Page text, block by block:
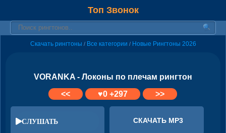
Топ Звонок
Скачать рингтоны / Все категории / Новые Рингтоны 2026
VORANKA - Локоны по плечам рингтон
<<
♥0+297 >>
СЛУШАТЬ СКАЧАТЬ MP3